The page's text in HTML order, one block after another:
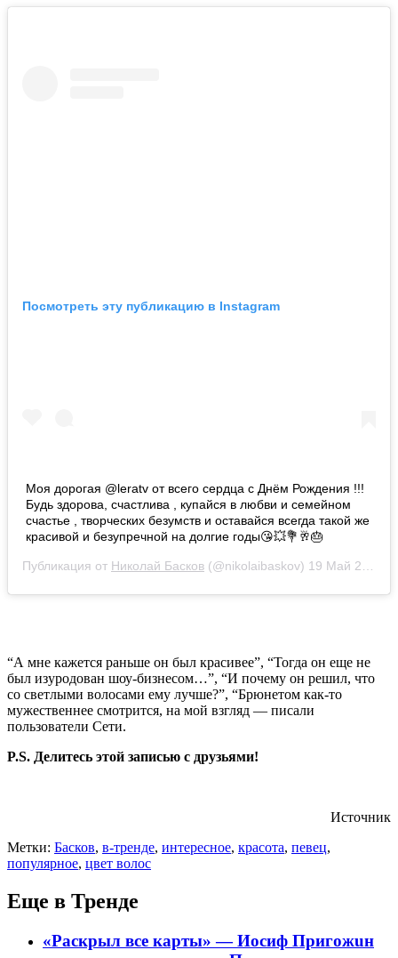
Посмотреть эту публикацию в Instagram
Моя дорогая @leratv от всего сердца с Днём Рождения !!!
Будь здорова, счастлива , купайся в любви и семейном
счастье , творческих безумств и оставайся всегда такой же
красивой и безупречной на долгие годы😘💥💐🥂🎂
Публикация от Николай Басков (@nikolaibaskov) 19 Май 2019 в 3:40 PDT
“А мне кажется раньше он был красивее”, “Тогда он еще не
был изуродован шоу-бизнесом…”, “И почему он решил, что
со светлыми волосами ему лучше?”, “Брюнетом как-то
мужественнее смотрится, на мой взгляд — писали
пользователи Сети.
P.S. Делитесь этой записью с друзьями!
Источник
Метки: Басков, в-тренде, интересное, красота, певец,
популярное, цвет волос
Еще в Тренде
«Раскрыл все карты» — Иосиф Пpигожuн